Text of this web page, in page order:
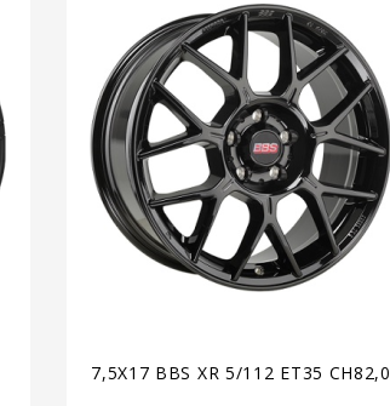
7,5X17 BBS XR 5/112 ET35 CH82,0